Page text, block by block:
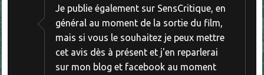
Je publie également sur SensCritique, en
général au moment de la sortie du film,
mais si vous le souhaitez je peux mettre
cet avis dès à présent et j'en reparlerai
sur mon blog et facebook au moment